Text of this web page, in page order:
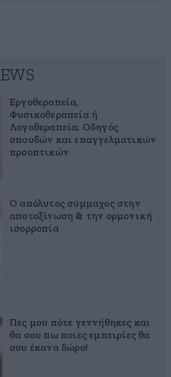
Εργοθεραπεία,
Φυσικοθεραπεία ή
Λογοθεραπεία; Οδηγός
σπουδών και επαγγελματικών
προοπτικών
Ο απόλυτος σύμμαχος στην
αποτοξίνωση & την ορμονική
ισορροπία
Πες μου πότε γεννήθηκες και
θα σου πω ποιες εμπειρίες θα
σου έκανα δώρο!